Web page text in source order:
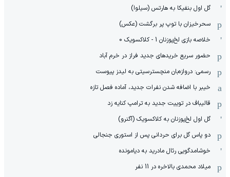
گل اول بنفیکا به هارتس (سیلوا)
سحرخیزان با توپ پر برگشت (عکس)
خلاصه بازی لخ‌پوزنان 1 - کلاکسویک 0
حضور سریع خریدهای جدید فراز در خرم آباد
رسمی: دروازه‌بان منچسترسیتی به لیدز پیوست
خیبر با اضافه شدن نفرات جدید، آماده فصل تازه
قالیباف در توییت جدید به ترامپ کنایه زد
گل اول لخ‌پوزنان به کلاکسویک (آگنرو)
دو پاس گل برای حردانی پس از استوری جنجالی
خوشامدگویی رئال مادرید به دیامونده
میلاد محمدی بالاخره در 11 نفر